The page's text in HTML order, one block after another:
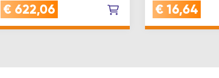
dreidimensionales
AusrichtenEXTRA FUNKTIONAL:
Mit Anti-Drift-System,
€ 622,06
Heimwerker
Ermög…
€ 16,64